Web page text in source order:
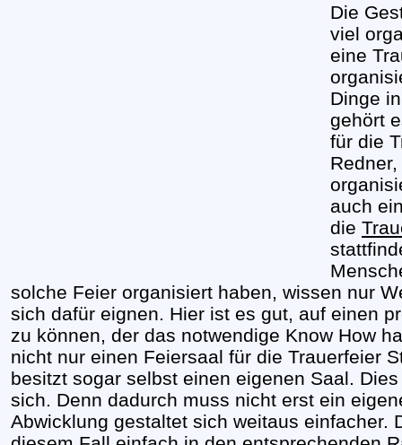
Die
viel
eine
Dinge
gehört
für die
auch
die
solche Feier organisiert haben, wissen nur
sich dafür eignen. Hier ist es gut, auf einen
zu können, der das notwendige Know How
nicht nur einen Feiersaal für die Trauerfeier
besitzt sogar selbst einen eigenen Saal.
sich. Denn dadurch muss nicht erst ein
Abwicklung gestaltet sich weitaus einfacher.